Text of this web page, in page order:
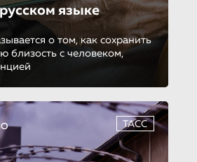
языке
о том, как сохранить
близость с человеком,
ТАСС